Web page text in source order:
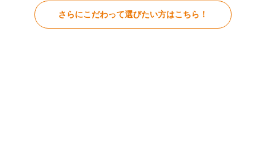
さらにこだわって選びたい方はこちら！